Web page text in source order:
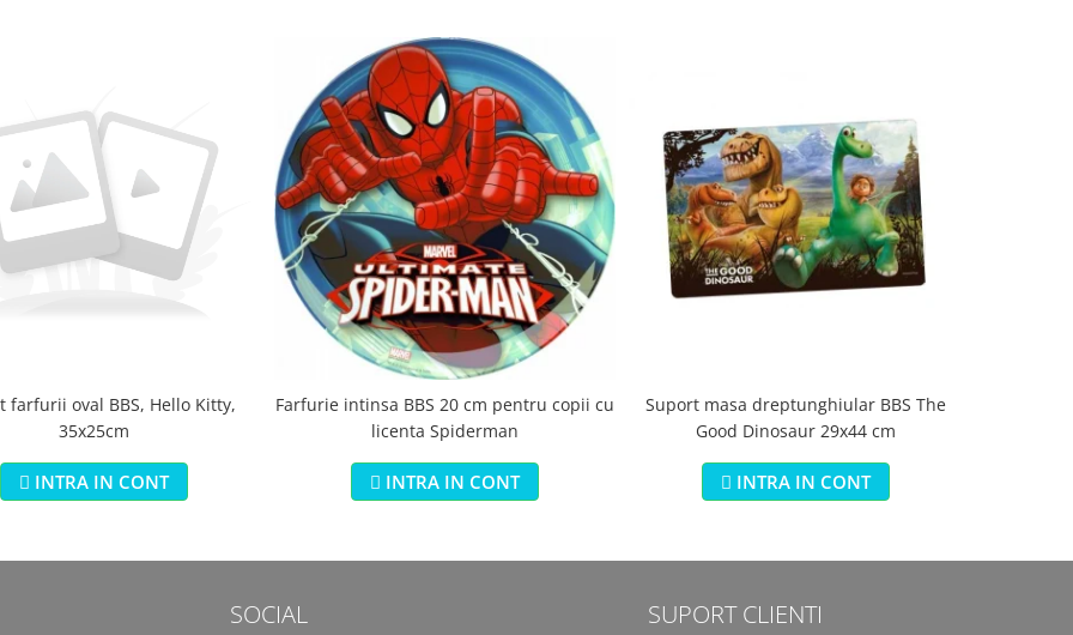
farfurii oval BBS, Hello Kitty,
35x25cm
INTRA IN CONT
Farfurie intinsa BBS 20 cm pentru copii cu
licenta Spiderman
INTRA IN CONT
Suport masa dreptunghiular BBS The
Good Dinosaur 29x44 cm
INTRA IN CONT
SOCIAL SUPORT CLIENTI